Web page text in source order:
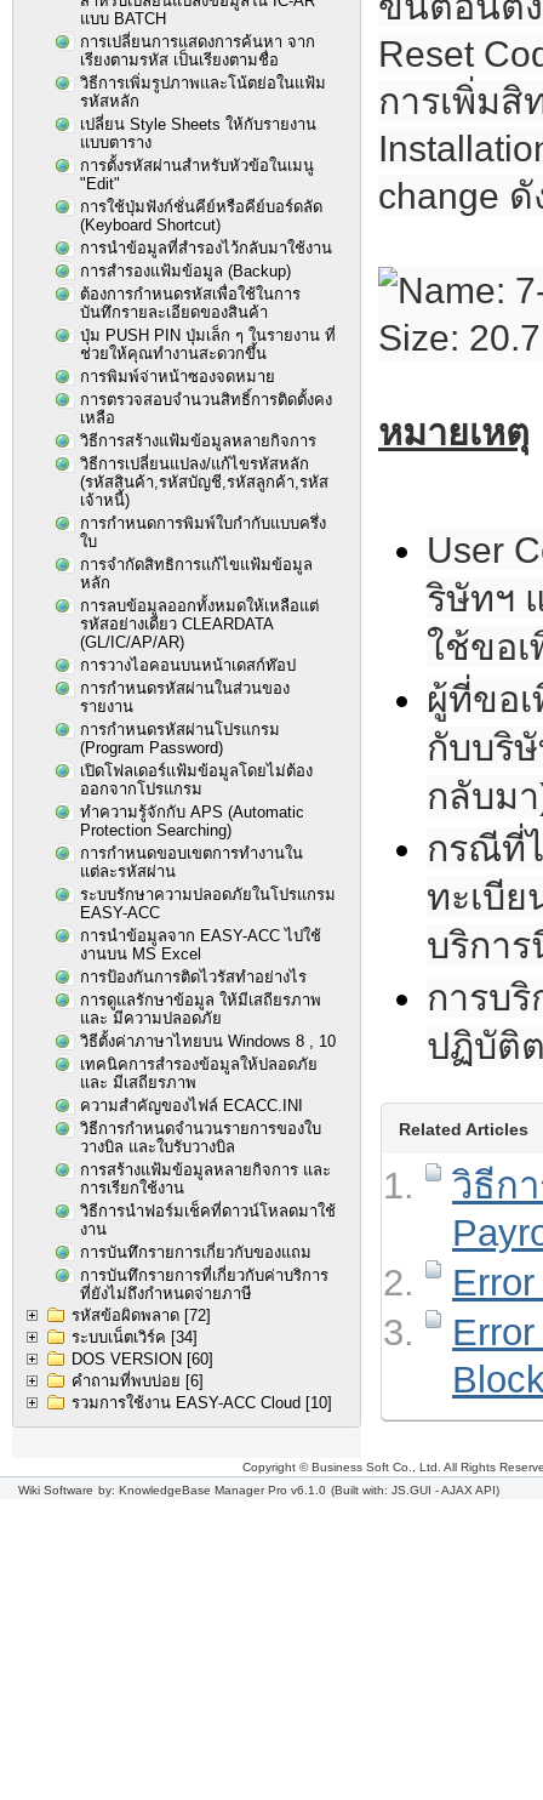
แบบ BATCH
การเปลี่ยนการแสดงการค้นหา จาก
เรียงตามรหัส เป็นเรียงตามชื่อ
วิธีการเพิ่มรูปภาพและโน้ตย่อในแฟ้ม
รหัสหลัก
เปลี่ยน Style Sheets ให้กับรายงาน
แบบตาราง
การตั้งรหัสผ่านสำหรับหัวข้อในเมนู
"Edit"
การใช้ปุ่มฟังก์ชั่นคีย์หรือคีย์บอร์ดลัด
(Keyboard Shortcut)
การนำข้อมูลที่สำรองไว้กลับมาใช้งาน
การสำรองแฟ้มข้อมูล (Backup)
ต้องการกำหนดรหัสเพื่อใช้ในการ
บันทึกรายละเอียดของสินค้า
ปุ่ม PUSH PIN ปุ่มเล็ก ๆ ในรายงาน ที่
ช่วยให้คุณทำงานสะดวกขึ้น
การพิมพ์จ่าหน้าซองจดหมาย
การตรวจสอบจำนวนสิทธิ์การติดตั้งคง
เหลือ
วิธีการสร้างแฟ้มข้อมูลหลายกิจการ
วิธีการเปลี่ยนแปลง/แก้ไขรหัสหลัก
(รหัสสินค้า,รหัสบัญชี,รหัสลูกค้า,รหัส
เจ้าหนี้)
การกำหนดการพิมพ์ใบกำกับแบบครึ่ง
ใบ
การจำกัดสิทธิการแก้ไขแฟ้มข้อมูล
หลัก
การลบข้อมูลออกทั้งหมดให้เหลือแต่
รหัสอย่างเดียว CLEARDATA
(GL/IC/AP/AR)
การวางไอคอนบนหน้าเดสก์ท๊อป
การกำหนดรหัสผ่านในส่วนของ
รายงาน
การกำหนดรหัสผ่านโปรแกรม
(Program Password)
เปิดโฟลเดอร์แฟ้มข้อมูลโดยไม่ต้อง
ออกจากโปรแกรม
ทำความรู้จักกับ APS (Automatic
Protection Searching)
การกำหนดขอบเขตการทำงานใน
แต่ละรหัสผ่าน
ระบบรักษาความปลอดภัยในโปรแกรม
EASY-ACC
การนำข้อมูลจาก EASY-ACC ไปใช้
งานบน MS Excel
การป้องกันการติดไวรัสทำอย่างไร
การดูแลรักษาข้อมูล ให้มีเสถียรภาพ
และ มีความปลอดภัย
วิธีตั้งค่าภาษาไทยบน Windows 8 , 10
เทคนิคการสำรองข้อมูลให้ปลอดภัย
และ มีเสถียรภาพ
ความสำคัญของไฟล์ ECACC.INI
วิธีการกำหนดจำนวนรายการของใบ
วางบิล และใบรับวางบิล
การสร้างแฟ้มข้อมูลหลายกิจการ และ
การเรียกใช้งาน
วิธีการนำฟอร์มเช็คที่ดาวน์โหลดมาใช้
งาน
การบันทึกรายการเกี่ยวกับของแถม
การบันทึกรายการที่เกี่ยวกับค่าบริการ
ที่ยังไม่ถึงกำหนดจ่ายภาษี
รหัสข้อผิดพลาด [72]
ระบบเน็ตเวิร์ค [34]
DOS VERSION [60]
คำถามที่พบบ่อย [6]
รวมการใช้งาน EASY-ACC Cloud [10]
Reset
การเพิ่ม
change ดั
หมายเหตุ
User
ริษัทฯ
ใช้ขอ
ผู้ที่ขอ
กับบริ
กลับม
กรณีที่
ทะเบี
บริการ
การบ
ปฏิบัติ
Related Articles
วิธีก
Copyright © Business Soft Co., Ltd. All Rights
Wiki Software by: KnowledgeBase Manager Pro v6.1.0 (Built with: JS.GUI -AJAX API)